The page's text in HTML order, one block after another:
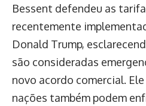
Bessent defendeu as
recentemente
Donald Trump,
são consideradas
novo acordo comercial.
nações também podem